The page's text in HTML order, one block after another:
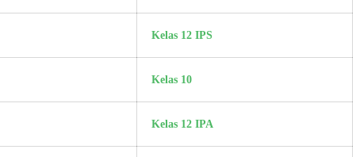
Kelas 12 IPS
Kelas 10
Kelas 12 IPA